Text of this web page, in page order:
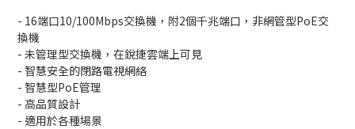
- 16端口10/100Mbps交換機，附2個千兆端口，非網管型PoE交
換機
- 未管理型交換機，在銳捷雲端上可見
- 智慧安全的閉路電視網絡
- 智慧型PoE管理
- 高品質設計
- 適用於各種場景